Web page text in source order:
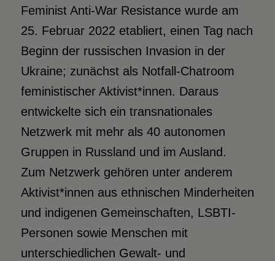
Feminist Anti-War Resistance wurde am
25. Februar 2022 etabliert, einen Tag nach
Beginn der russischen Invasion in der
Ukraine; zunächst als Notfall-Chatroom
feministischer Aktivist*innen. Daraus
entwickelte sich ein transnationales
Netzwerk mit mehr als 40 autonomen
Gruppen in Russland und im Ausland.
Zum Netzwerk gehören unter anderem
Aktivist*innen aus ethnischen Minderheiten
und indigenen Gemeinschaften, LSBTI-
Personen sowie Menschen mit
unterschiedlichen Gewalt- und